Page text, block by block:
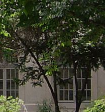
affichées
sociaux